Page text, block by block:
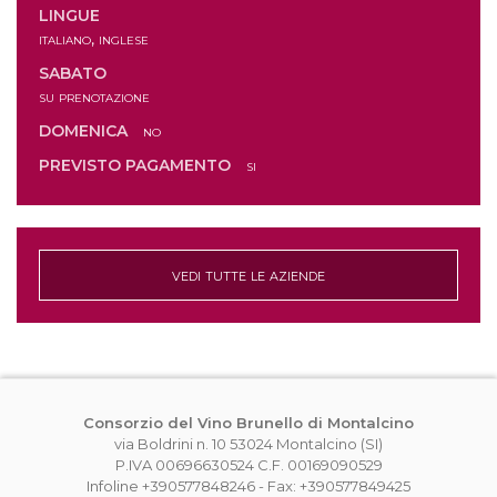
LINGUE
italiano, inglese
SABATO
su prenotazione
DOMENICA
no
PREVISTO PAGAMENTO
si
vedi tutte le aziende
Consorzio del Vino Brunello di Montalcino
via Boldrini n. 10 53024 Montalcino (SI)
P.IVA 00696630524 C.F. 00169090529
Infoline +390577848246 - Fax: +390577849425